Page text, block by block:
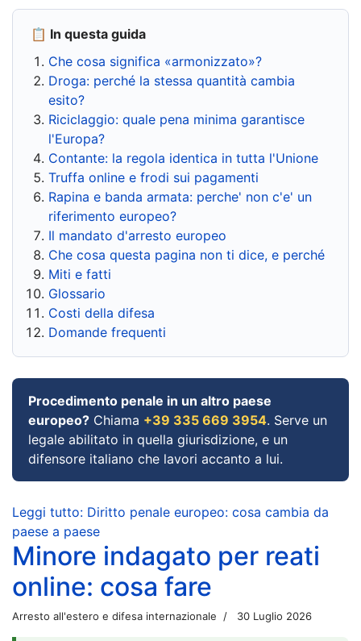
📋 In questa guida
Che cosa significa «armonizzato»?
Droga: perché la stessa quantità cambia
esito?
Riciclaggio: quale pena minima garantisce
l'Europa?
Contante: la regola identica in tutta l'Unione
Truffa online e frodi sui pagamenti
Rapina e banda armata: perche' non c'e' un
riferimento europeo?
Il mandato d'arresto europeo
Che cosa questa pagina non ti dice, e perché
Miti e fatti
Glossario
Costi della difesa
Domande frequenti
Procedimento penale in un altro paese
europeo? Chiama +39 335 669 3954. Serve un
legale abilitato in quella giurisdizione, e un
difensore italiano che lavori accanto a lui.
Leggi tutto: Diritto penale europeo: cosa cambia da
paese a paese
Minore indagato per reati
online: cosa fare
Arresto all'estero e difesa internazionale 30 Luglio 2026